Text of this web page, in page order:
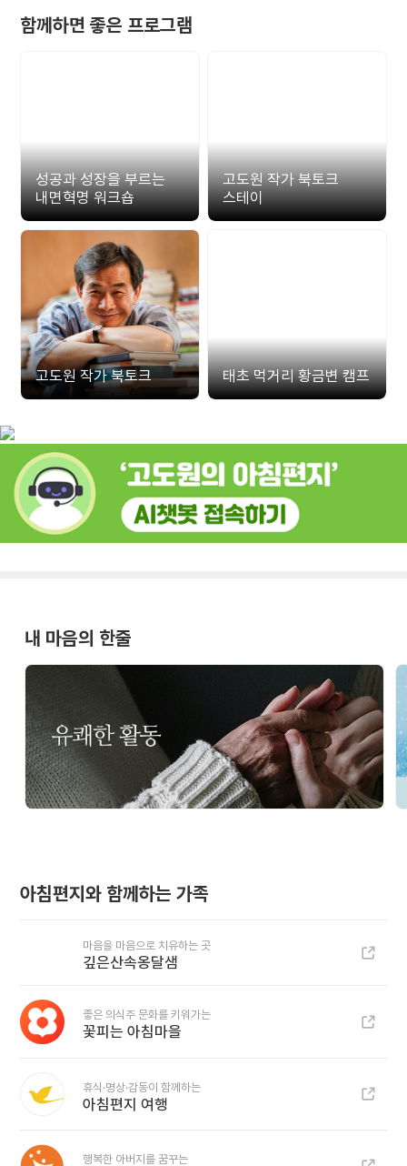
함께하면 좋은 프로그램
성공과 성장을 부르는
내면혁명 워크숍
고도원 작가 북토크
스테이
고도원 작가 북토크 태초 먹거리 황금변 캠프
내 마음의 한줄
아침편지와 함께하는 가족
마음을 마음으로 치유하는 곳
깊은산속옹달샘
좋은 의식주 문화를 키워가는
꽃피는 아침마을
휴식·명상·감동이 함께하는
아침편지 여행
행복한 아버지를 꿈꾸는